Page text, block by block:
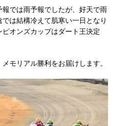
では雨予報でしたが、好天で雨
は結構冷えて肌寒い一日となり
オンズカップはダート王決定
モリアル勝利をお届けします。